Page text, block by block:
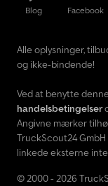
Blog Facebook
Alle oplysninger,
og ikke-bindende!
Ved at benytte
handelsbetingelser
Angivne mærker
TruckScout24
linkede eksterne
© 2000 - 2026